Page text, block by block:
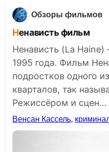
Обзоры фильмов
Ненависть фильм
Ненависть (La
1995 года. Фильм
подростков одного
кварталов, так
Режиссёром и сцен...
Венсан Кассель,